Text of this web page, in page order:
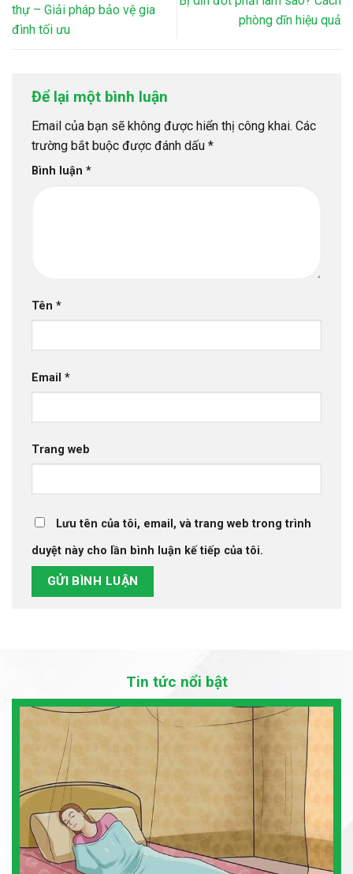
thự – Giải pháp bảo vệ gia
đình tối ưu
phòng dĩn hiệu quả
Để lại một bình luận
Email của bạn sẽ không được hiển thị công khai. Các
trường bắt buộc được đánh dấu *
Bình luận *
Tên *
Email *
Trang web
Lưu tên của tôi, email, và trang web trong trình
duyệt này cho lần bình luận kế tiếp của tôi.
Tin tức nổi bật